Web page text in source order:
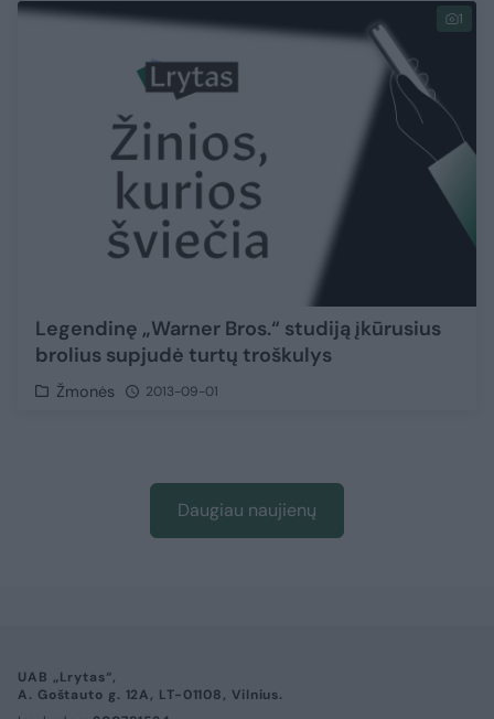
1
Legendinę „Warner Bros.“ studiją įkūrusius
brolius supjudė turtų troškulys
Žmonės 2013-09-01
Daugiau naujienų
UAB „Lrytas“,
A. Goštauto g. 12A, LT-01108, Vilnius.